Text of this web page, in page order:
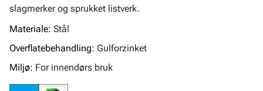
slagmerker og sprukket listverk.
Materiale: Stål
Overflatebehandling: Gulforzinket
Miljø: For innendørs bruk